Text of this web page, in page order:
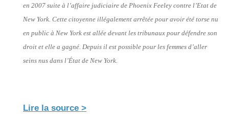
en 2007 suite à l’affaire judiciaire de Phoenix Feeley contre l’Etat de
New York. Cette citoyenne illégalement arrêtée pour avoir été torse nu
en public à New York est allée devant les tribunaux pour défendre son
droit et elle a gagné. Depuis il est possible pour les femmes d’aller
seins nus dans l’État de New York.
Lire la source >